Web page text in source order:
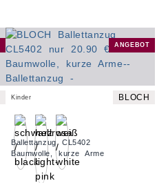
ANGEBOT
Kinder BLOCH
Ballettanzug CL5402
Baumwolle, kurze Arme